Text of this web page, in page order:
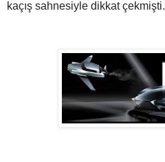
kaçış sahnesiyle dikkat çekmişti.